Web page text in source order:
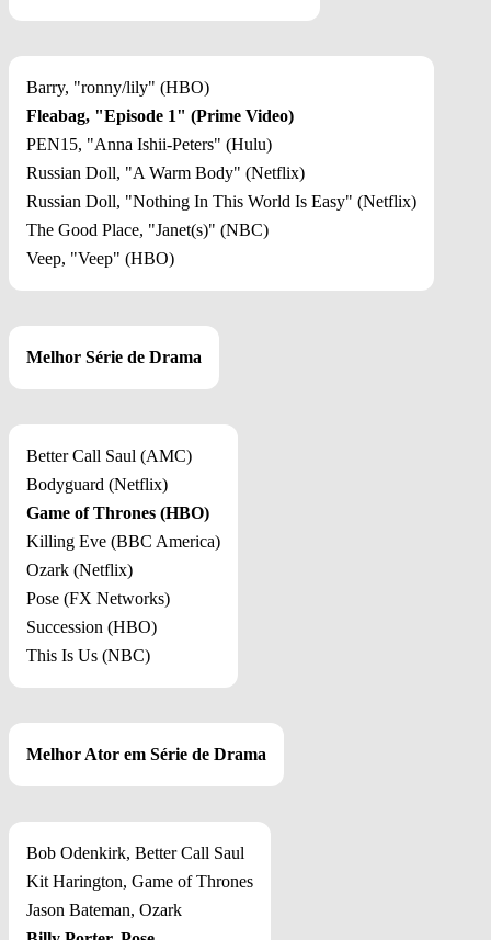
Barry, "ronny/lily" (HBO)
Fleabag, "Episode 1" (Prime Video)
PEN15, "Anna Ishii-Peters" (Hulu)
Russian Doll, "A Warm Body" (Netflix)
Russian Doll, "Nothing In This World Is Easy" (Netflix)
The Good Place, "Janet(s)" (NBC)
Veep, "Veep" (HBO)
Melhor Série de Drama
Better Call Saul (AMC)
Bodyguard (Netflix)
Game of Thrones (HBO)
Killing Eve (BBC America)
Ozark (Netflix)
Pose (FX Networks)
Succession (HBO)
This Is Us (NBC)
Melhor Ator em Série de Drama
Bob Odenkirk, Better Call Saul
Kit Harington, Game of Thrones
Jason Bateman, Ozark